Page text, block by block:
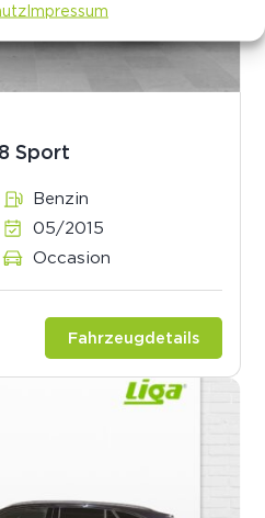
Impressum
Sport
Benzin
05/2015
Occasion
Fahrzeugdetails